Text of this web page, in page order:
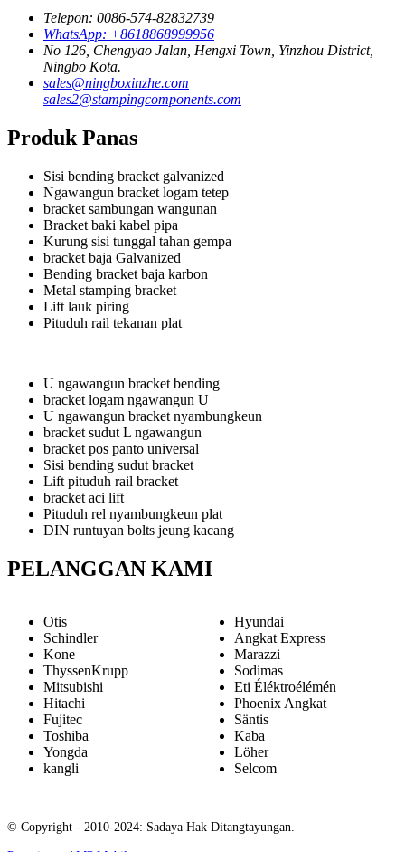
Telepon: 0086-574-82832739
WhatsApp: +8618868999956
No 126, Chengyao Jalan, Hengxi Town, Yinzhou District,
Ningbo Kota.
sales@ningboxinzhe.com
sales2@stampingcomponents.com
Produk Panas
Sisi bending bracket galvanized
Ngawangun bracket logam tetep
bracket sambungan wangunan
Bracket baki kabel pipa
Kurung sisi tunggal tahan gempa
bracket baja Galvanized
Bending bracket baja karbon
Metal stamping bracket
Lift lauk piring
Pituduh rail tekanan plat
U ngawangun bracket bending
bracket logam ngawangun U
U ngawangun bracket nyambungkeun
bracket sudut L ngawangun
bracket pos panto universal
Sisi bending sudut bracket
Lift pituduh rail bracket
bracket aci lift
Pituduh rel nyambungkeun plat
DIN runtuyan bolts jeung kacang
PELANGGAN KAMI
Otis
Schindler
Kone
ThyssenKrupp
Mitsubishi
Hitachi
Fujitec
Toshiba
Yongda
kangli
Hyundai
Angkat Express
Marazzi
Sodimas
Eti Éléktroélémén
Phoenix Angkat
Säntis
Kaba
Löher
Selcom
© Copyright - 2010-2024: Sadaya Hak Ditangtayungan.